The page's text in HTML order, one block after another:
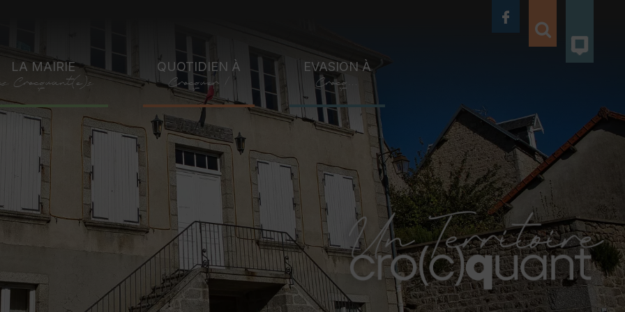
LA MAIRIE
Crocquant(e)s
QUOTIDIEN À
Crocquer !
EVASION À
Crocq...